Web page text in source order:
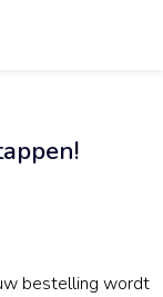
bestelling wordt